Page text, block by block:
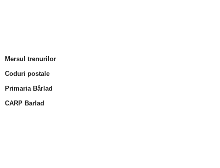
Mersul trenurilor
Coduri postale
Primaria Bârlad
CARP Barlad